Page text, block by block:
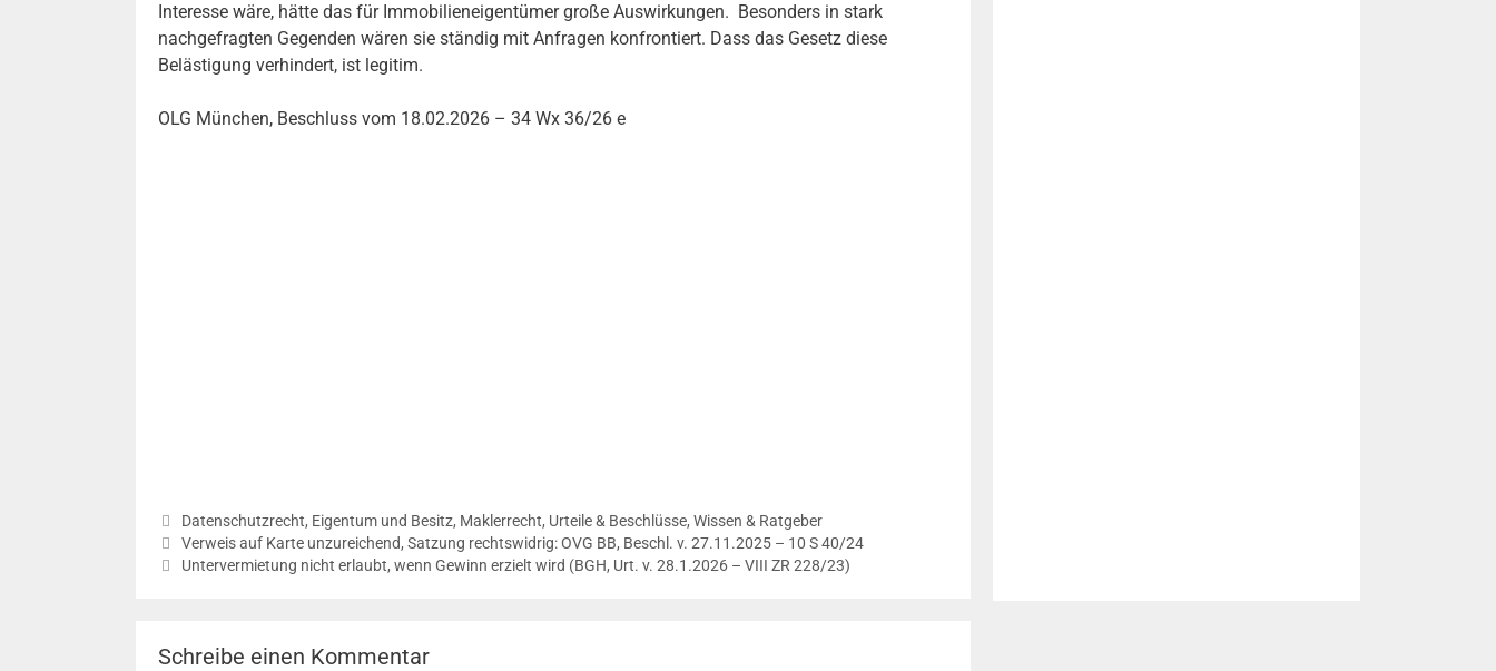
Interesse wäre, hätte das für Immobilieneigentümer große Auswirkungen. Besonders in stark
nachgefragten Gegenden wären sie ständig mit Anfragen konfrontiert. Dass das Gesetz diese
Belästigung verhindert, ist legitim.
OLG München, Beschluss vom 18.02.2026 – 34 Wx 36/26 e
Kategorien
Datenschutzrecht, Eigentum und Besitz, Maklerrecht, Urteile & Beschlüsse,Wissen & Ratgeber
Beitrags-
Navigation
Verweis auf Karte unzureichend, Satzung rechtswidrig: OVG BB, Beschl. v. 27.11.2025 – 10 S 40/24
Untervermietung nicht erlaubt, wenn Gewinn erzielt wird (BGH, Urt. v. 28.1.2026 – VIII ZR 228/23)
Schreibe einen Kommentar